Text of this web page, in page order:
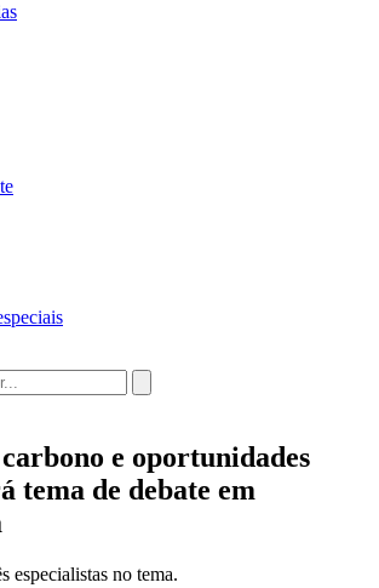
e oportunidades
tema de debate em
especialistas no tema.